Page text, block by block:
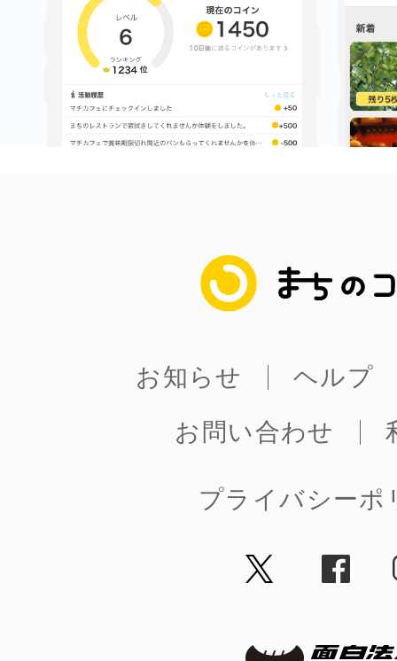
まちのコイン
お知らせ
ヘルプ
お問い合わせ
プライバシーポ